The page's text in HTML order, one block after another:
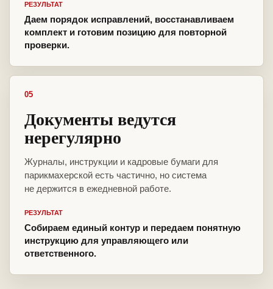
РЕЗУЛЬТАТ
Даем порядок исправлений, восстанавливаем
комплект и готовим позицию для повторной
проверки.
05
Документы ведутся
нерегулярно
Журналы, инструкции и кадровые бумаги для
парикмахерской есть частично, но система
не держится в ежедневной работе.
РЕЗУЛЬТАТ
Собираем единый контур и передаем понятную
инструкцию для управляющего или
ответственного.